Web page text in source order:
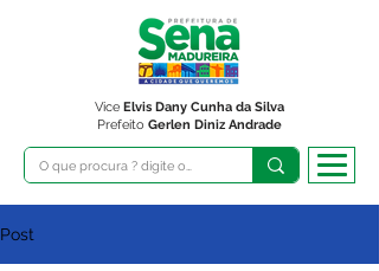
Prefeito Gerlen Diniz Andrade
Vice Elvis Dany Cunha da Silva
Post